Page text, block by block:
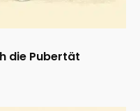
die Pubertät